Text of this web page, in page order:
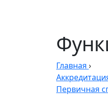
Главная ›
Первичная